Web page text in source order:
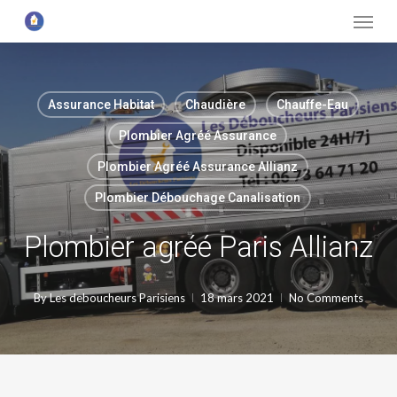
to
content
Menu
Assurance Habitat Chaudière Chauffe-Eau
Plombier Agréé Assurance
Plombier Agréé Assurance Allianz
Plombier Débouchage Canalisation
Plombier agréé Paris Allianz
ByLes deboucheurs Parisiens 18 mars 2021 No Comments